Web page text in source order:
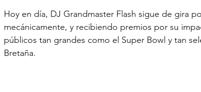
Hoy en día, DJ Grandmaster Flash sigue de gira
mecánicamente, y recibiendo premios por su
públicos tan grandes como el Super Bowl y tan
Bretaña.